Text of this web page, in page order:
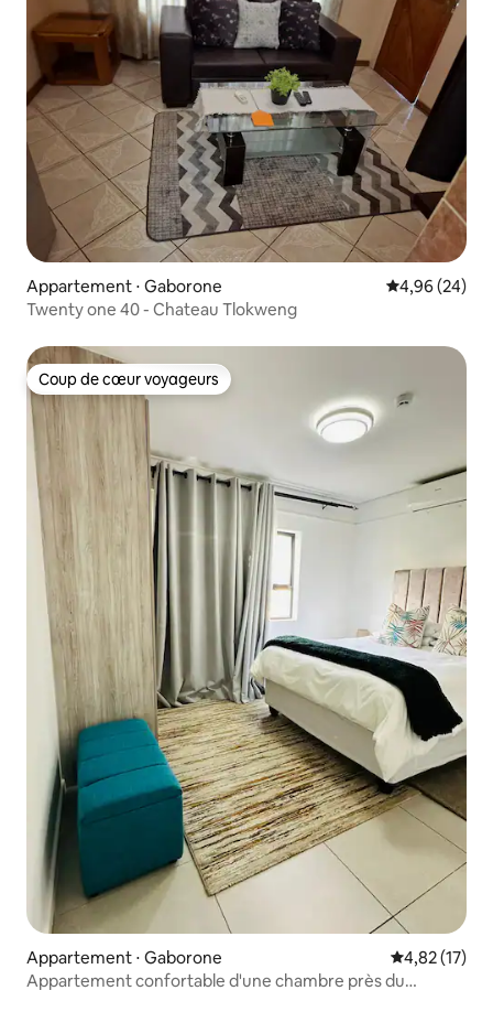
Appartement ⋅ Gaborone Évaluation
4,96 (24)
Twenty one 40 - Chateau Tlokweng
Coup de cœur voyageurs
Coup de cœur voyageurs
Appartement ⋅ Gaborone Évaluation
4,82 (17)
Appartement confortable d'une chambre près du